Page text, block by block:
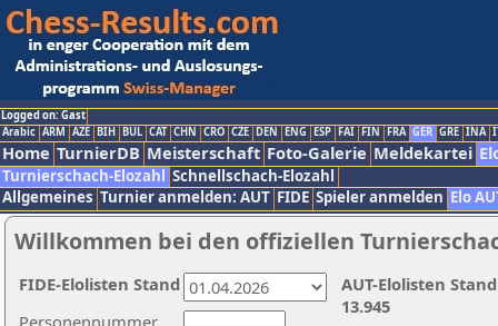
Logged on: Gast
Arabic ARM AZE BIH BUL CAT CHN CRO CZE DEN ENG ESP FAI FIN FRA GER GRE INA
Home TurnierDB Meisterschaft Foto-Galerie Meldekartei
Turnierschach-Elozahl Schnellschach-Elozahl
Allgemeines Turnier anmelden: AUT FIDE Spieler anmelden Elo
Willkommen bei den offiziellen
Personennummer
AUT-Elolisten
13.945
FIDE-Elolisten Stand